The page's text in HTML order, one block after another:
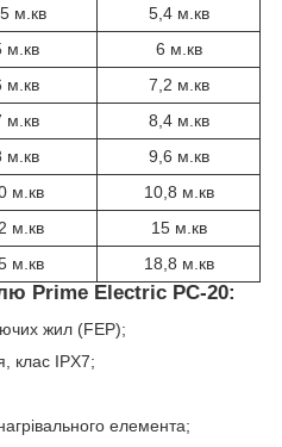
м.кв
5,4 м.кв
м.кв
6 м.кв
м.кв
7,2 м.кв
м.кв
8,4 м.кв
м.кв
9,6 м.кв
м.кв
10,8 м.кв
м.кв
15 м.кв
м.кв 18,8 м.кв
Prime Electric PC-20:
жил (FEP);
клас IPX7;
елемента;